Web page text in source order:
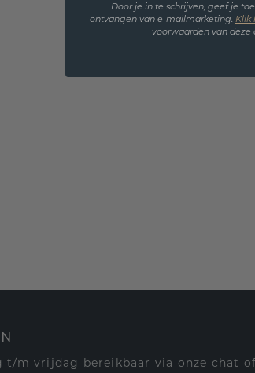
t/m vrijdag bereikbaar via onze chat
Door je in te schrijven, geef je
ontvangen van e-mailmarketing. Klik
voorwaarden van deze